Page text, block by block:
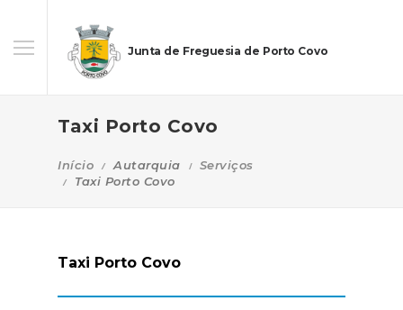
Junta de Freguesia de Porto Covo
Taxi Porto Covo
Início Autarquia
Serviços
Taxi Porto Covo
Taxi Porto Covo